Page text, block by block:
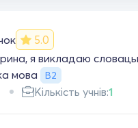
5.0
я викладаю
мова B2
Кількість учнів:1